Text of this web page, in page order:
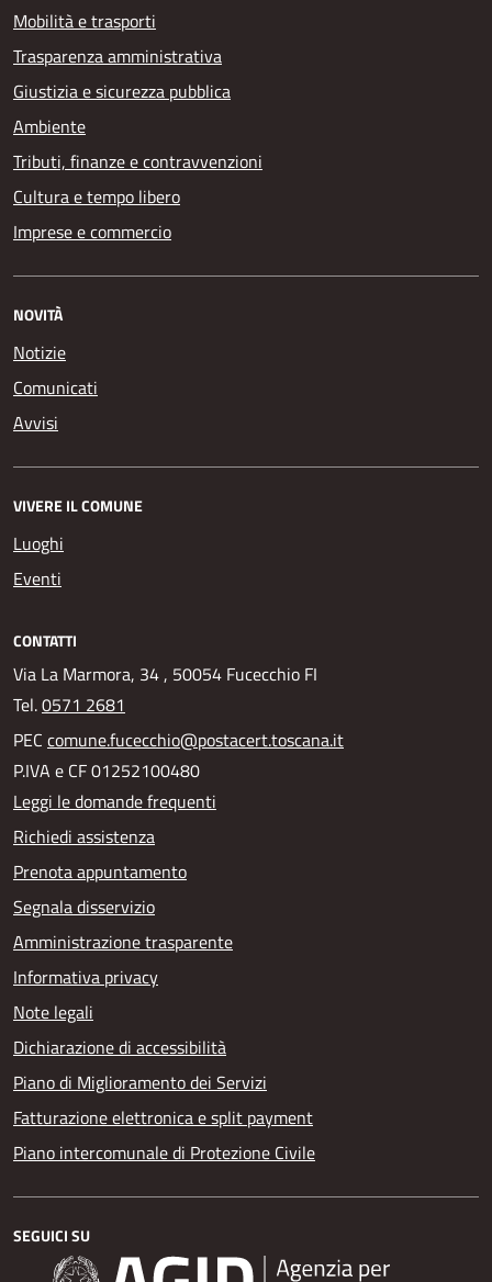
Mobilità e trasporti
Trasparenza amministrativa
Giustizia e sicurezza pubblica
Ambiente
Tributi, finanze e contravvenzioni
Cultura e tempo libero
Imprese e commercio
NOVITÀ
Notizie
Comunicati
Avvisi
VIVERE IL COMUNE
Luoghi
Eventi
CONTATTI
Via La Marmora, 34 , 50054 Fucecchio FI
Tel.0571 2681
PEC comune.fucecchio@postacert.toscana.it
P.IVA e CF 01252100480
Leggi le domande frequenti
Richiedi assistenza
Prenota appuntamento
Segnala disservizio
Amministrazione trasparente
Informativa privacy
Note legali
Dichiarazione di accessibilità
Piano di Miglioramento dei Servizi
Fatturazione elettronica e split payment
Piano intercomunale di Protezione Civile
SEGUICI SU